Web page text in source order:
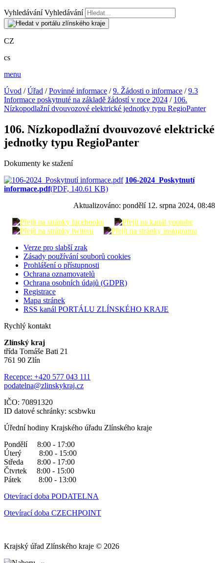
Vyhledávání Vyhledávání
CZ
cs
menu
Úvod /Úřad /Povinné informace /9. Žádosti o informace /9.3
Informace poskytnuté na základě žádostí v roce 2024 / 106.
Nízkopodlažní dvouvozové elektrické jednotky typu RegioPanter
106. Nízkopodlažní dvouvozové elektrické
jednotky typu RegioPanter
Dokumenty ke stažení
106-2024_Poskytnutí
informace.pdf(PDF, 140.61 KB)
Aktualizováno: pondělí 12. srpna 2024, 08:48
Verze pro slabší zrak
Zásady používání souborů cookies
Prohlášení o přístupnosti
Ochrana oznamovatelů
Ochrana osobních údajů (GDPR)
Registrace
Mapa stránek
RSS kanál PORTÁLU ZLÍNSKÉHO KRAJE
Rychlý kontakt
Zlínský kraj
třída Tomáše Bati 21
761 90 Zlín
Recepce: +420 577 043 111
podatelna@zlinskykraj.cz
IČO: 70891320
ID datové schránky: scsbwku
Úřední hodiny Krajského úřadu Zlínského kraje
Pondělí 8:00 - 17:00
Úterý 8:00 - 15:00
Středa 8:00 - 17:00
Čtvrtek 8:00 - 15:00
Pátek 8:00 - 13:00
Otevírací doba PODATELNA
Otevírací doba CZECHPOINT
Krajský úřad Zlínského kraje © 2026